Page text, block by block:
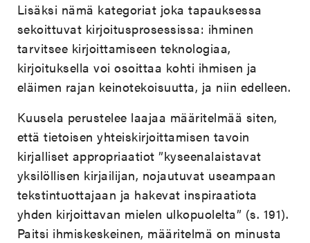
Lisäksi nämä kategoriat joka tapauksessa
sekoittuvat kirjoitusprosessissa: ihminen
tarvitsee kirjoittamiseen teknologiaa,
kirjoituksella voi osoittaa kohti ihmisen ja
eläimen rajan keinotekoisuutta, ja niin edelleen.
Kuusela perustelee laajaa määritelmää siten,
että tietoisen yhteiskirjoittamisen tavoin
kirjalliset appropriaatiot ”kyseenalaistavat
yksilöllisen kirjailijan, nojautuvat useampaan
tekstintuottajaan ja hakevat inspiraatiota
yhden kirjoittavan mielen ulkopuolelta” (s. 191).
Paitsi ihmiskeskeinen, määritelmä on minusta